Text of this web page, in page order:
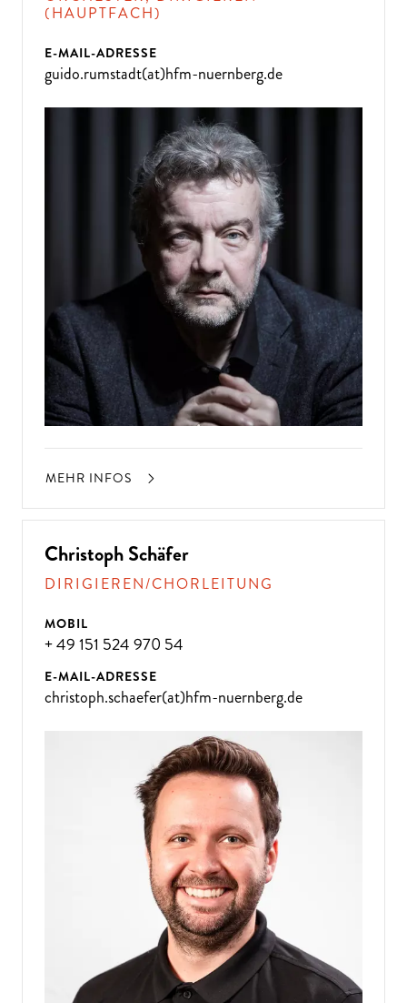
(HAUPTFACH)
E-MAIL-ADRESSE
guido.rumstadt(at)hfm-nuernberg.de
MEHR INFOS
Christoph Schäfer
DIRIGIEREN/CHORLEITUNG
MOBIL
+ 49 151 524 970 54
E-MAIL-ADRESSE
christoph.schaefer(at)hfm-nuernberg.de